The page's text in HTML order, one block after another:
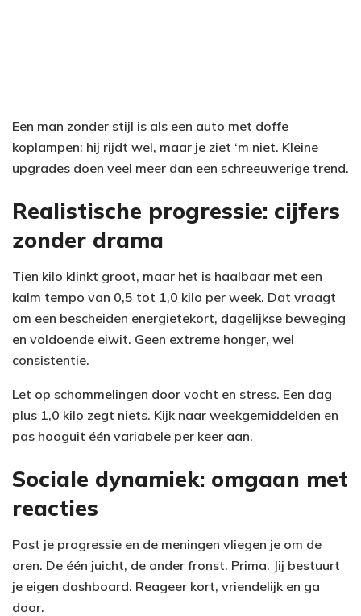
Een man zonder stijl is als een auto met doffe
koplampen: hij rijdt wel, maar je ziet ‘m niet. Kleine
upgrades doen veel meer dan een schreeuwerige trend.
Realistische progressie: cijfers
zonder drama
Tien kilo klinkt groot, maar het is haalbaar met een
kalm tempo van 0,5 tot 1,0 kilo per week. Dat vraagt
om een bescheiden energietekort, dagelijkse beweging
en voldoende eiwit. Geen extreme honger, wel
consistentie.
Let op schommelingen door vocht en stress. Een dag
plus 1,0 kilo zegt niets. Kijk naar weekgemiddelden en
pas hooguit één variabele per keer aan.
Sociale dynamiek: omgaan met
reacties
Post je progressie en de meningen vliegen je om de
oren. De één juicht, de ander fronst. Prima. Jij bestuurt
je eigen dashboard. Reageer kort, vriendelijk en ga
door.